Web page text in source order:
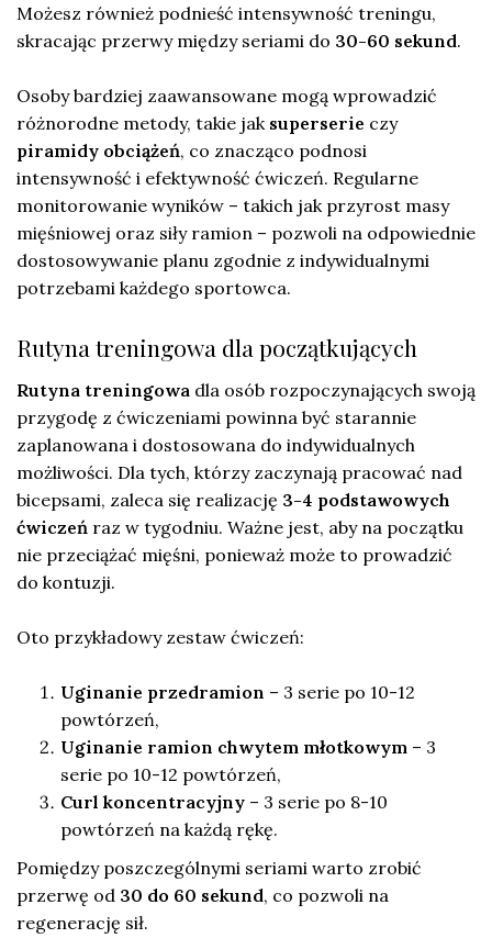
Możesz również podnieść intensywność treningu,
skracając przerwy między seriami do 30-60 sekund.
Osoby bardziej zaawansowane mogą wprowadzić
różnorodne metody, takie jak superserie czy
piramidy obciążeń, co znacząco podnosi
intensywność i efektywność ćwiczeń. Regularne
monitorowanie wyników – takich jak przyrost masy
mięśniowej oraz siły ramion – pozwoli na odpowiednie
dostosowywanie planu zgodnie z indywidualnymi
potrzebami każdego sportowca.
Rutyna treningowa dla początkujących
Rutyna treningowa dla osób rozpoczynających swoją
przygodę z ćwiczeniami powinna być starannie
zaplanowana i dostosowana do indywidualnych
możliwości. Dla tych, którzy zaczynają pracować nad
bicepsami, zaleca się realizację 3-4 podstawowych
ćwiczeń raz w tygodniu. Ważne jest, aby na początku
nie przeciążać mięśni, ponieważ może to prowadzić
do kontuzji.
Oto przykładowy zestaw ćwiczeń:
Uginanie przedramion – 3 serie po 10-12
powtórzeń,
Uginanie ramion chwytem młotkowym – 3
serie po 10-12 powtórzeń,
Curl koncentracyjny – 3 serie po 8-10
powtórzeń na każdą rękę.
Pomiędzy poszczególnymi seriami warto zrobić
przerwę od 30 do 60 sekund, co pozwoli na
regenerację sił.